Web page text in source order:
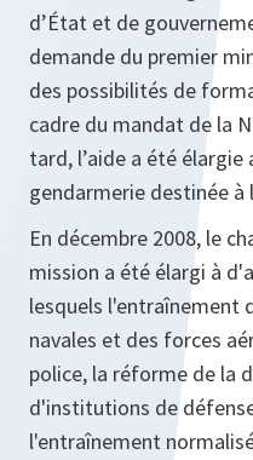
d’État et de
demande du premier
des possibilités de
cadre du mandat de la
tard, l’aide a été
gendarmerie destinée à
En décembre 2008, le
mission a été élargi à
lesquels l'entraînement
navales et des forces
police, la réforme de la
d'institutions de
l'entraînement